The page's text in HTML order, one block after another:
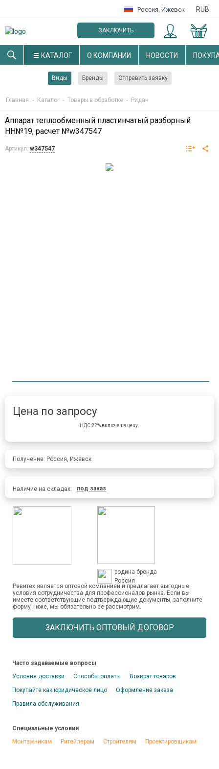
Россия, Ижевск RUB
ЗАКЛЮЧИТЬ
ОПТОВЫЙ ДОГОВОР
КАТАЛОГ О КОМПАНИИ НОВОСТИ
Виды Бренды Отправить заявку
Главная - Каталог - Товары в обработке - Ридан
Аппарат теплообменный пластинчатый разборный
НН№19, расчет №w347547
Артикул: w347547
Цена по запросу
НДС 22% включен в цену.
Получение: Россия, Ижевск
Наличие на складах: под заказ
родина бренда
Россия
Ревитех является оптовой компанией и предлагает выгодные
условия сотрудничества для профессионалов рынка. Если вы
имеете соответствующие подтверждающие документы, заполните
форму ниже, мы обязательно ее рассмотрим.
ЗАКЛЮЧИТЬ ОПТОВЫЙ ДОГОВОР
Часто задаваемые вопросы
Условия доставки
Способы оплаты
Возврат товаров
Покупайте как юридическое лицо
Оформление заказа
Правила обслуживания
Специальные условия
Монтажникам
Ритейлерам Строителям Проектировщикам